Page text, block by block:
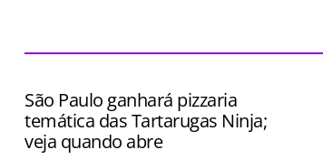
São Paulo ganhará pizzaria
temática das Tartarugas Ninja;
veja quando abre